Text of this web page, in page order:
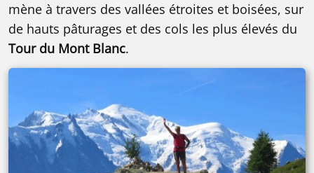
mène à travers des vallées étroites et boisées, sur
de hauts pâturages et des cols les plus élevés du
Tour du Mont Blanc.